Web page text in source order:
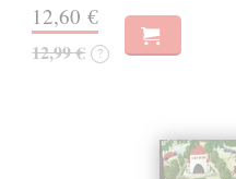
12,60 €
12,99 € ?